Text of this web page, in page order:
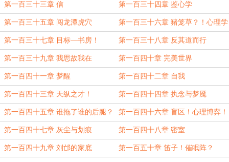
第一百三十三章 信 第一百三十四章 鉴心学
第一百三十五章 闯龙潭虎穴 第一百三十六章 猪笼草？！心理学
高手！
第一百三十七章 目标—书房！ 第一百三十八章 反其道而行
第一百三十九章 我思故我在 第一百四十章 完美世界
第一百四十一章 梦醒 第一百四十二章 自我
第一百四十三章 天纵之才！ 第一百四十四章 执念与梦魇
第一百四十五章 谁拖了谁的后腿？ 第一百四十六章 盲区！心理博弈！
第一百四十七章 灰尘与划痕 第一百四十八章 密室
第一百四十九章 刘邙的家底 第一百五十章 笛子！催眠阵？